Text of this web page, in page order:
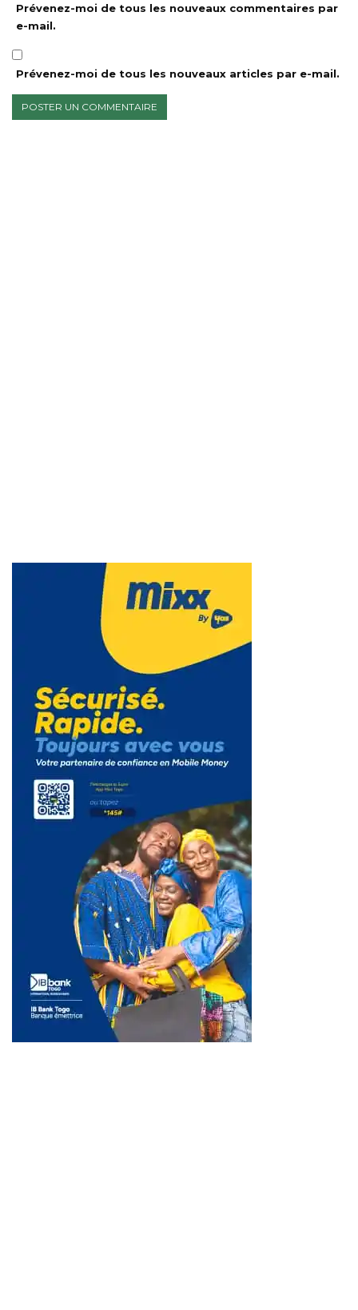
Prévenez-moi de tous les nouveaux commentaires par
e-mail.
Prévenez-moi de tous les nouveaux articles par e-mail.